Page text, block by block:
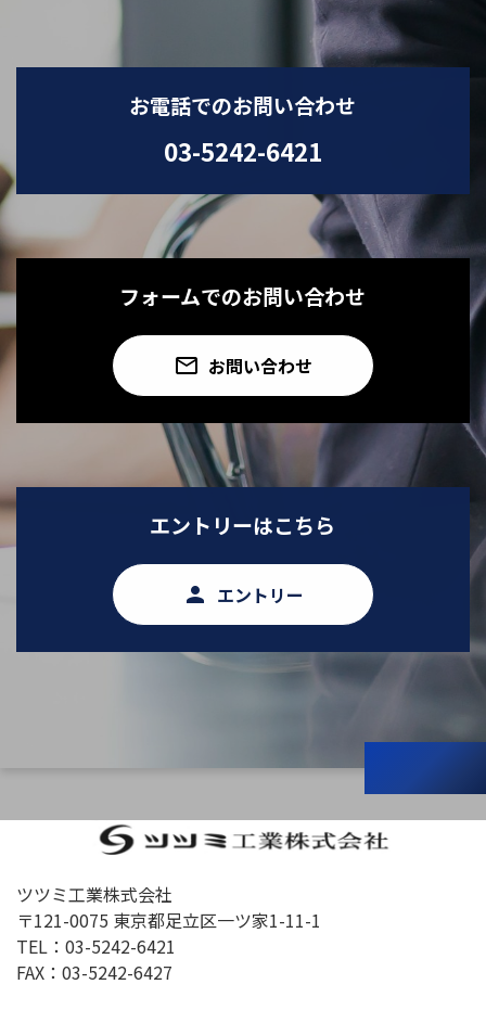
お電話でのお問い合わせ
03-5242-6421
フォームでのお問い合わせ
email お問い合わせ
エントリーはこちら
person エントリー
ツツミ工業株式会社
〒121-0075 東京都足立区一ツ家1-11-1
TEL： 03-5242-6421
FAX：03-5242-6427